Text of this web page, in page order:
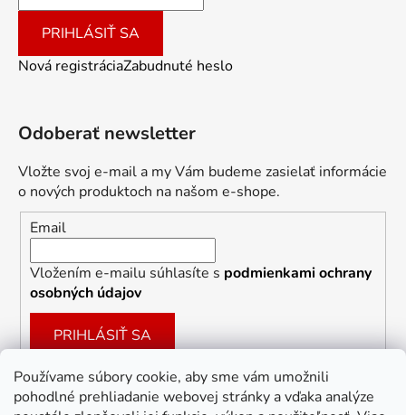
Používame súbory cookie, aby sme vám umožnili
pohodlné prehliadanie webovej stránky a vďaka analýze
PRIHLÁSIŤ SA
Nová registráciaZabudnuté heslo
Odoberať newsletter
Vložte svoj e-mail a my Vám budeme zasielať informácie
o nových produktoch na našom e-shope.
Email
Vložením e-mailu súhlasíte s podmienkami ochrany
osobných údajov
PRIHLÁSIŤ SA